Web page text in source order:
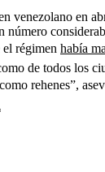
venezolano en
número
el régimen había
de todos los
rehenes”,